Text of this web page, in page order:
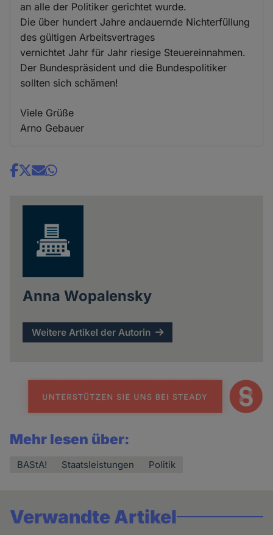
an alle der Politiker gerichtet wurde.
Die über hundert Jahre andauernde Nichterfüllung
des gültigen Arbeitsvertrages
vernichtet Jahr für Jahr riesige Steuereinnahmen.
Der Bundespräsident und die Bundespolitiker
sollten sich schämen!
Viele Grüße
Arno Gebauer
Share
Anna Wopalensky
Weitere Artikel der Autorin
Mehr lesen über:
BAStA! Staatsleistungen Politik
Verwandte Artikel